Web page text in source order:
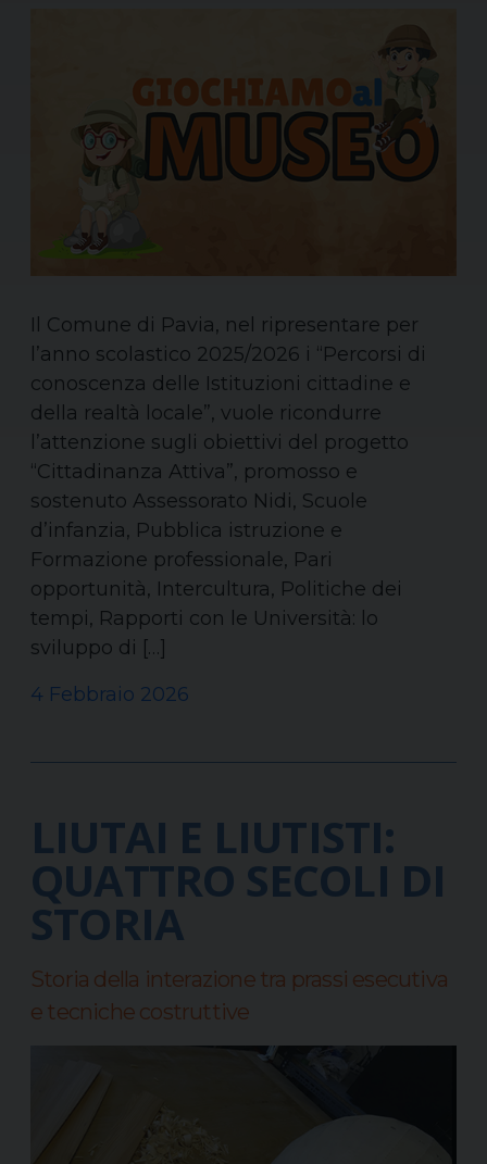
Il Comune di Pavia, nel ripresentare per
l’anno scolastico 2025/2026 i “Percorsi di
conoscenza delle Istituzioni cittadine e
della realtà locale”, vuole ricondurre
l’attenzione sugli obiettivi del progetto
“Cittadinanza Attiva”, promosso e
sostenuto Assessorato Nidi, Scuole
d’infanzia, Pubblica istruzione e
Formazione professionale, Pari
opportunità, Intercultura, Politiche dei
tempi, Rapporti con le Università: lo
sviluppo di […]
4 Febbraio 2026
LIUTAI E LIUTISTI:
QUATTRO SECOLI DI
STORIA
Storia della interazione tra prassi esecutiva
e tecniche costruttive